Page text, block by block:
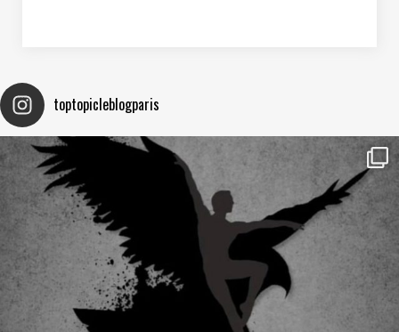
toptopicleblogparis